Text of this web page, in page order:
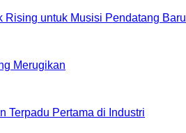
untuk Musisi Pendatang Baru
Merugikan
Terpadu Pertama di Industri